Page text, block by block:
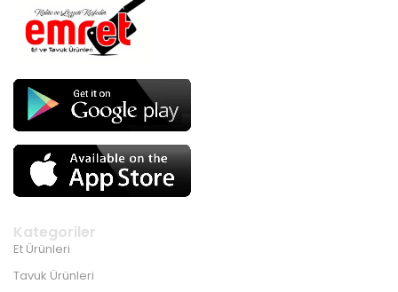
Kategoriler
Et Ürünleri
Tavuk Ürünleri